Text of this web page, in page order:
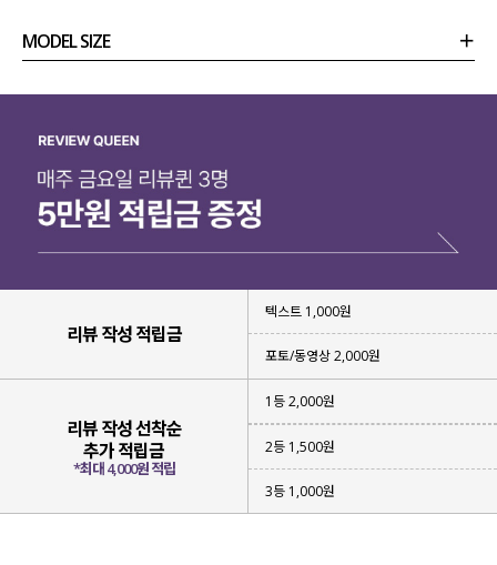
MODEL SIZE
리뷰 작성 적립금
텍스트 1,000원
포토/동영상 2,000원
리뷰 작성 선착순
추가 적립금
*최대 4,000원 적립
1등 2,000원
2등 1,500원
3등 1,000원